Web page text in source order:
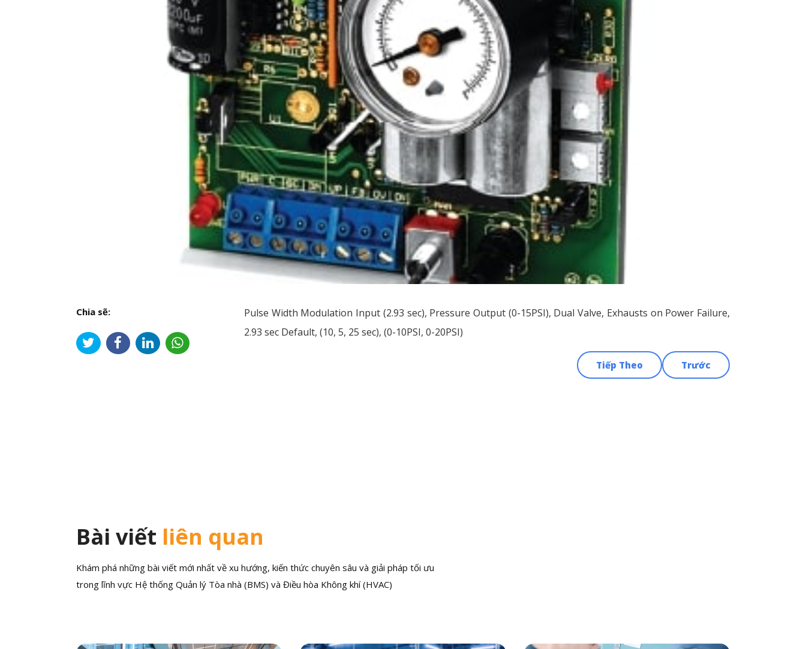
Chia sẽ:
Pulse Width Modulation Input (2.93 sec), Pressure Output (0-15PSI), Dual Valve, Exhausts on Power Failure,
2.93 sec Default, (10, 5, 25 sec), (0-10PSI, 0-20PSI)
Trước
Tiếp Theo
Bài viết liên quan
Khám phá những bài viết mới nhất về xu hướng, kiến thức chuyên sâu và giải pháp tối ưu
trong lĩnh vực Hệ thống Quản lý Tòa nhà (BMS) và Điều hòa Không khí (HVAC)